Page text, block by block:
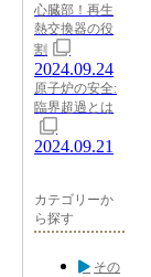
心臓部！再生
熱交換器の役
割
2024.09.24
原子炉の安全:
臨界超過とは
2024.09.21
カテゴリーか
ら探す
その